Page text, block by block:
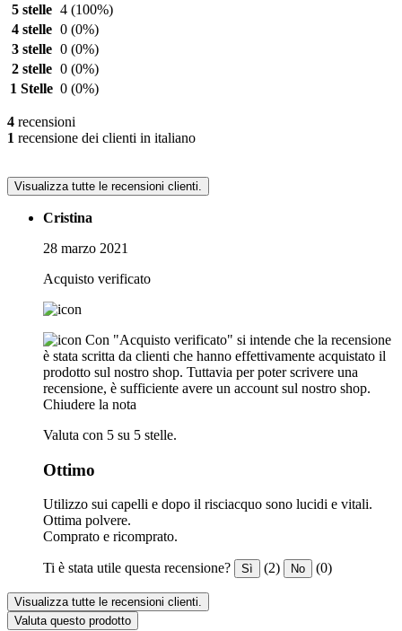
5 stelle 4 (100%)
4 stelle 0 (0%)
3 stelle 0 (0%)
2 stelle 0 (0%)
1 Stelle 0 (0%)
4 recensioni
1 recensione dei clienti in italiano
Visualizza tutte le recensioni clienti.
Cristina
28 marzo 2021
Acquisto verificato
Con "Acquisto verificato" si intende che la recensione
è stata scritta da clienti che hanno effettivamente acquistato il
prodotto sul nostro shop. Tuttavia per poter scrivere una
recensione, è sufficiente avere un account sul nostro shop.
Chiudere la nota
Valuta con 5 su 5 stelle.
Ottimo
Utilizzo sui capelli e dopo il risciacquo sono lucidi e vitali.
Ottima polvere.
Comprato e ricomprato.
Ti è stata utile questa recensione? Sì (2) No (0)
Visualizza tutte le recensioni clienti.
Valuta questo prodotto